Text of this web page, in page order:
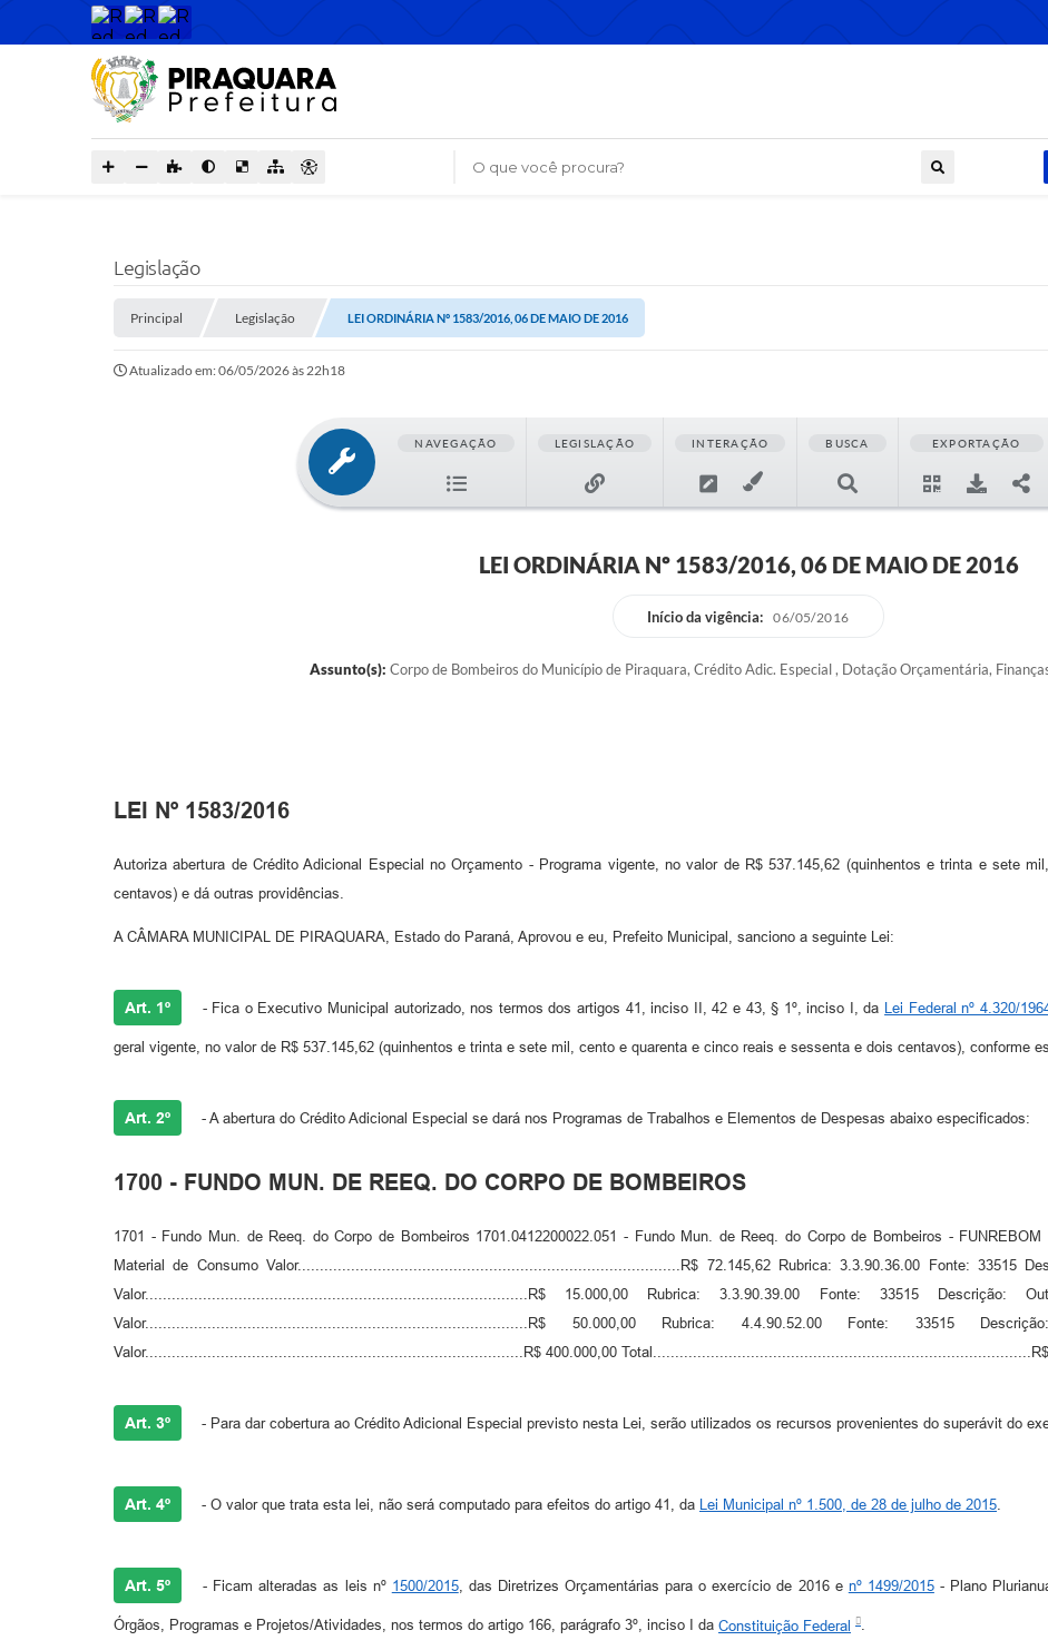
O que você procura?
Legislação
Principal Legislação LEI ORDINÁRIA Nº 1583/2016, 06 DE MAIO DE 2016
Atualizado em: 06/05/2026 às 22h18
NAVEGAÇÃO LEGISLAÇÃO INTERAÇÃO BUSCA EXPORTAÇÃO
LEI ORDINÁRIA Nº 1583/2016, 06 DE MAIO DE 2016
Início da vigência: 06/05/2016
Assunto(s): Corpo de Bombeiros do Município de Piraquara, Crédito Adic. Especial , Dotação Orçamentária,
LEI Nº 1583/2016
Autoriza abertura de Crédito Adicional Especial no Orçamento - Programa vigente, no valor de R$ 537.145,62 (quinhentos e trinta e sete
centavos) e dá outras providências.
A CÂMARA MUNICIPAL DE PIRAQUARA, Estado do Paraná, Aprovou e eu, Prefeito Municipal, sanciono a seguinte Lei:
Art. 1º - Fica o Executivo Municipal autorizado, nos termos dos artigos 41, inciso II, 42 e 43, § 1º, inciso I, da Lei Federal nº 4.320/
geral vigente, no valor de R$ 537.145,62 (quinhentos e trinta e sete mil, cento e quarenta e cinco reais e sessenta e dois centavos), conforme
Art. 2º - A abertura do Crédito Adicional Especial se dará nos Programas de Trabalhos e Elementos de Despesas abaixo especificados:
1700 - FUNDO MUN. DE REEQ. DO CORPO DE BOMBEIROS
1701 - Fundo Mun. de Reeq. do Corpo de Bombeiros 1701.0412200022.051 - Fundo Mun. de Reeq. do Corpo de Bombeiros -
Material de Consumo Valor......................................................................................R$ 72.145,62 Rubrica: 3.3.90.36.00 Fonte: 33515
Valor......................................................................................R$ 15.000,00 Rubrica: 3.3.90.39.00 Fonte: 33515
Valor......................................................................................R$ 50.000,00 Rubrica: 4.4.90.52.00 Fonte: 33515
Valor.....................................................................................R$ 400.000,00 Total.....................................................................................R$
Art. 3º - Para dar cobertura ao Crédito Adicional Especial previsto nesta Lei, serão utilizados os recursos provenientes do superávit do
Art. 4º - O valor que trata esta lei, não será computado para efeitos do artigo 41, da Lei Municipal nº 1.500, de 28 de julho de 2015.
Art. 5º - Ficam alteradas as leis nº 1500/2015, das Diretrizes Orçamentárias para o exercício de 2016 e nº 1499/2015- Plano
Órgãos, Programas e Projetos/Atividades, nos termos do artigo 166, parágrafo 3º, inciso I da Constituição Federal .